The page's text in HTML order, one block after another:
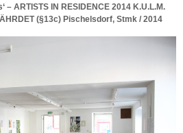
– ARTISTS IN RESIDENCE 2014 K.U.L.M.
(§13c) Pischelsdorf, Stmk / 2014